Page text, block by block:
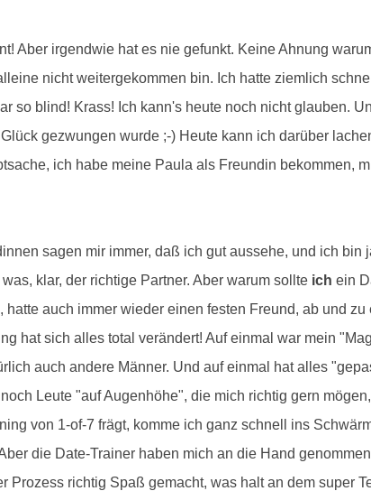
Aber irgendwie hat es nie gefunkt. Keine Ahnung
nicht weitergekommen bin. Ich hatte ziemlich
so blind! Krass! Ich kann's heute noch nicht glauben.
gezwungen wurde ;-) Heute kann ich darüber
ich habe meine Paula als Freundin bekommen,
sagen mir immer, daß ich gut aussehe, und ich bin
klar, der richtige Partner. Aber warum sollte ich ein
auch immer wieder einen festen Freund, ab und zu
hat sich alles total verändert! Auf einmal war mein
auch andere Männer. Und auf einmal hat alles
Leute "auf Augenhöhe", die mich richtig gern
von 1-of-7 frägt, komme ich ganz schnell ins
die Date-Trainer haben mich an die Hand
richtig Spaß gemacht, was halt an dem super